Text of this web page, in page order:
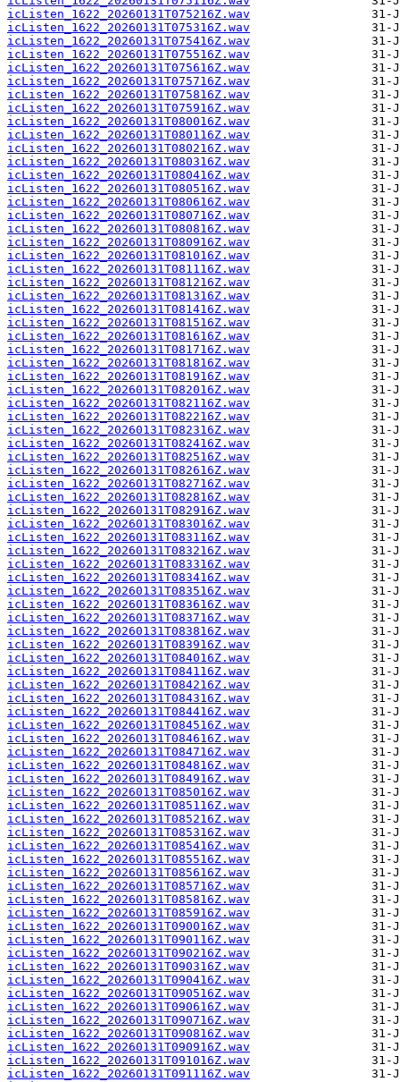
icListen_1622_20260131T075216Z.wav
icListen_1622_20260131T075316Z.wav
icListen_1622_20260131T075416Z.wav
icListen_1622_20260131T075516Z.wav
icListen_1622_20260131T075616Z.wav
icListen_1622_20260131T075716Z.wav
icListen_1622_20260131T075816Z.wav
icListen_1622_20260131T075916Z.wav
icListen_1622_20260131T080016Z.wav
icListen_1622_20260131T080116Z.wav
icListen_1622_20260131T080216Z.wav
icListen_1622_20260131T080316Z.wav
icListen_1622_20260131T080416Z.wav
icListen_1622_20260131T080516Z.wav
icListen_1622_20260131T080616Z.wav
icListen_1622_20260131T080716Z.wav
icListen_1622_20260131T080816Z.wav
icListen_1622_20260131T080916Z.wav
icListen_1622_20260131T081016Z.wav
icListen_1622_20260131T081116Z.wav
icListen_1622_20260131T081216Z.wav
icListen_1622_20260131T081316Z.wav
icListen_1622_20260131T081416Z.wav
icListen_1622_20260131T081516Z.wav
icListen_1622_20260131T081616Z.wav
icListen_1622_20260131T081716Z.wav
icListen_1622_20260131T081816Z.wav
icListen_1622_20260131T081916Z.wav
icListen_1622_20260131T082016Z.wav
icListen_1622_20260131T082116Z.wav
icListen_1622_20260131T082216Z.wav
icListen_1622_20260131T082316Z.wav
icListen_1622_20260131T082416Z.wav
icListen_1622_20260131T082516Z.wav
icListen_1622_20260131T082616Z.wav
icListen_1622_20260131T082716Z.wav
icListen_1622_20260131T082816Z.wav
icListen_1622_20260131T082916Z.wav
icListen_1622_20260131T083016Z.wav
icListen_1622_20260131T083116Z.wav
icListen_1622_20260131T083216Z.wav
icListen_1622_20260131T083316Z.wav
icListen_1622_20260131T083416Z.wav
icListen_1622_20260131T083516Z.wav
icListen_1622_20260131T083616Z.wav
icListen_1622_20260131T083716Z.wav
icListen_1622_20260131T083816Z.wav
icListen_1622_20260131T083916Z.wav
icListen_1622_20260131T084016Z.wav
icListen_1622_20260131T084116Z.wav
icListen_1622_20260131T084216Z.wav
icListen_1622_20260131T084316Z.wav
icListen_1622_20260131T084416Z.wav
icListen_1622_20260131T084516Z.wav
icListen_1622_20260131T084616Z.wav
icListen_1622_20260131T084716Z.wav
icListen_1622_20260131T084816Z.wav
icListen_1622_20260131T084916Z.wav
icListen_1622_20260131T085016Z.wav
icListen_1622_20260131T085116Z.wav
icListen_1622_20260131T085216Z.wav
icListen_1622_20260131T085316Z.wav
icListen_1622_20260131T085416Z.wav
icListen_1622_20260131T085516Z.wav
icListen_1622_20260131T085616Z.wav
icListen_1622_20260131T085716Z.wav
icListen_1622_20260131T085816Z.wav
icListen_1622_20260131T085916Z.wav
icListen_1622_20260131T090016Z.wav
icListen_1622_20260131T090116Z.wav
icListen_1622_20260131T090216Z.wav
icListen_1622_20260131T090316Z.wav
icListen_1622_20260131T090416Z.wav
icListen_1622_20260131T090516Z.wav
icListen_1622_20260131T090616Z.wav
icListen_1622_20260131T090716Z.wav
icListen_1622_20260131T090816Z.wav
icListen_1622_20260131T090916Z.wav
icListen_1622_20260131T091016Z.wav
icListen_1622_20260131T091116Z.wav